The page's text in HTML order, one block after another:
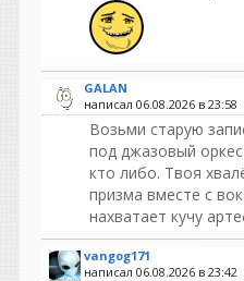
GALAN
написал 06.08.2026 в 23:58
Возьми старую
под джазовый
кто либо. Твоя
призма вместе с
нахватает кучу
vangog171
написал 06.08.2026 в 23:42